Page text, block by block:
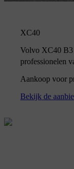
XC40
Volvo XC40
professionelen
Aankoop voor
Bekijk de